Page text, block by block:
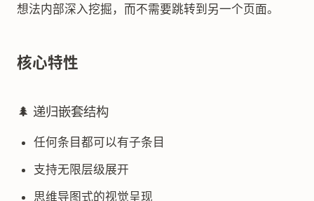
想法内部深入挖掘，而不需要跳转到另一个页面。
核心特性
🌲 递归嵌套结构
任何条目都可以有子条目
支持无限层级展开
思维导图式的视觉呈现